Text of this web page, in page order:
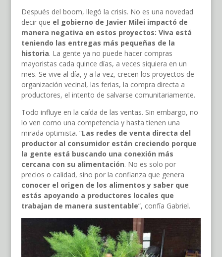
Después del boom, llegó la crisis. No es una novedad
decir que el gobierno de Javier Milei impactó de
manera negativa en estos proyectos: Viva está
teniendo las entregas más pequeñas de la
historia. La gente ya no puede hacer compras
mayoristas cada quince días, a veces siquiera en un
mes. Se vive al día, y a la vez, crecen los proyectos de
organización vecinal, las ferias, la compra directa a
productores, el intento de salvarse comunitariamente.
Todo influye en la caída de las ventas. Sin embargo, no
lo ven como una competencia y hasta tienen una
mirada optimista. “Las redes de venta directa del
productor al consumidor están creciendo porque
la gente está buscando una conexión más
cercana con su alimentación. No es solo por
precios o calidad, sino por la confianza que genera
conocer el origen de los alimentos y saber que
estás apoyando a productores locales que
trabajan de manera sustentable”, confía Gabriel.